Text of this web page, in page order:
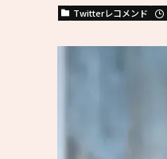
Twitterレコメンド